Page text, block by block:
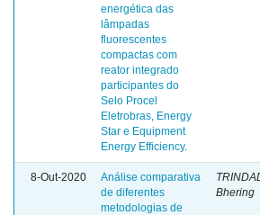
energética das
lâmpadas
fluorescentes
compactas com
reator integrado
participantes do
Selo Procel
Eletrobras, Energy
Star e Equipment
Energy Efficiency.
8-Out-2020
Análise comparativa
de diferentes
metodologias de
Bhering